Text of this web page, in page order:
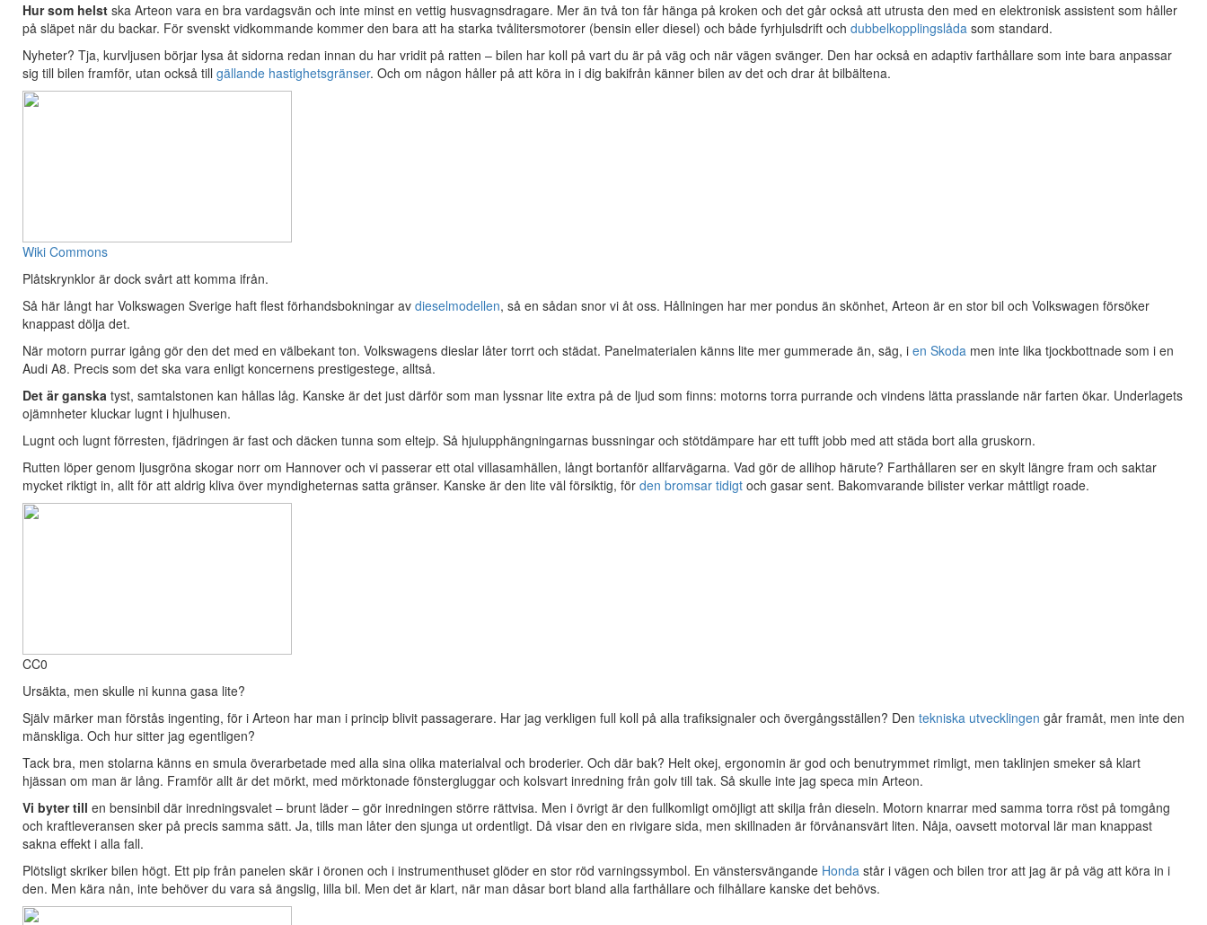
Hur som helst ska Arteon vara en bra vardagsvän och inte minst en vettig husvagnsdragare. Mer än två ton får hänga på kroken och det går också att utrusta den med en elektronisk assistent som håller
på släpet när du backar. För svenskt vidkommande kommer den bara att ha starka tvålitersmotorer (bensin eller diesel) och både fyrhjulsdrift och dubbelkopplingslåda som standard.
Nyheter? Tja, kurvljusen börjar lysa åt sidorna redan innan du har vridit på ratten – bilen har koll på vart du är på väg och när vägen svänger. Den har också en adaptiv farthållare som inte bara anpassar
sig till bilen framför, utan också till gällande hastighetsgränser. Och om någon håller på att köra in i dig bakifrån känner bilen av det och drar åt bilbältena.
Wiki Commons
Plåtskrynklor är dock svårt att komma ifrån.
Så här långt har Volkswagen Sverige haft flest förhandsbokningar av dieselmodellen, så en sådan snor vi åt oss. Hållningen har mer pondus än skönhet, Arteon är en stor bil och Volkswagen försöker
knappast dölja det.
När motorn purrar igång gör den det med en välbekant ton. Volkswagens dieslar låter torrt och städat. Panelmaterialen känns lite mer gummerade än, säg, i en Skoda men inte lika tjockbottnade som i en
Audi A8. Precis som det ska vara enligt koncernens prestigestege, alltså.
Det är ganska tyst, samtalstonen kan hållas låg. Kanske är det just därför som man lyssnar lite extra på de ljud som finns: motorns torra purrande och vindens lätta prasslande när farten ökar. Underlagets
ojämnheter kluckar lugnt i hjulhusen.
Lugnt och lugnt förresten, fjädringen är fast och däcken tunna som eltejp. Så hjulupphängningarnas bussningar och stötdämpare har ett tufft jobb med att städa bort alla gruskorn.
Rutten löper genom ljusgröna skogar norr om Hannover och vi passerar ett otal villasamhällen, långt bortanför allfarvägarna. Vad gör de allihop härute? Farthållaren ser en skylt längre fram och saktar
mycket riktigt in, allt för att aldrig kliva över myndigheternas satta gränser. Kanske är den lite väl försiktig, för den bromsar tidigt och gasar sent. Bakomvarande bilister verkar måttligt roade.
CC0
Ursäkta, men skulle ni kunna gasa lite?
Själv märker man förstås ingenting, för i Arteon har man i princip blivit passagerare. Har jag verkligen full koll på alla trafiksignaler och övergångsställen? Den tekniska utvecklingen går framåt, men inte den
mänskliga. Och hur sitter jag egentligen?
Tack bra, men stolarna känns en smula överarbetade med alla sina olika materialval och broderier. Och där bak? Helt okej, ergonomin är god och benutrymmet rimligt, men taklinjen smeker så klart
hjässan om man är lång. Framför allt är det mörkt, med mörktonade fönstergluggar och kolsvart inredning från golv till tak. Så skulle inte jag speca min Arteon.
Vi byter till en bensinbil där inredningsvalet – brunt läder – gör inredningen större rättvisa. Men i övrigt är den fullkomligt omöjligt att skilja från dieseln. Motorn knarrar med samma torra röst på tomgång
och kraftleveransen sker på precis samma sätt. Ja, tills man låter den sjunga ut ordentligt. Då visar den en rivigare sida, men skillnaden är förvånansvärt liten. Nåja, oavsett motorval lär man knappast
sakna effekt i alla fall.
Plötsligt skriker bilen högt. Ett pip från panelen skär i öronen och i instrumenthuset glöder en stor röd varningssymbol. En vänstersvängande Honda står i vägen och bilen tror att jag är på väg att köra in i
den. Men kära nån, inte behöver du vara så ängslig, lilla bil. Men det är klart, när man dåsar bort bland alla farthållare och filhållare kanske det behövs.